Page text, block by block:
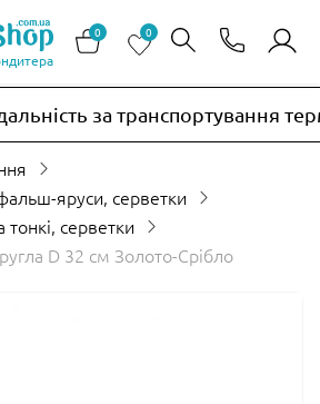
0 0
за транспортування
яруси, серветки
тонкі, серветки
D 32 см Золото-Срібло